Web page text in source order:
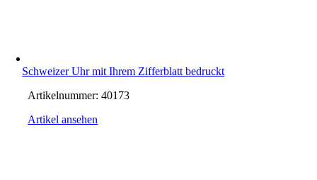
Schweizer Uhr mit Ihrem Zifferblatt bedruckt
Artikelnummer:40173
Artikel ansehen